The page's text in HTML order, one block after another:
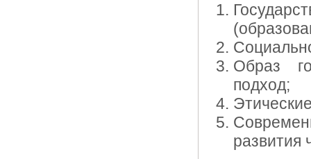
Образ
подход;
развития